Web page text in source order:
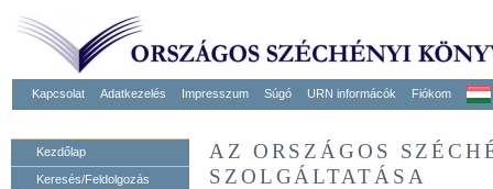
Kapcsolat Adatkezelés Impresszum Súgó URN informácók Fiókom
Kezdőlap
Keresés/Feldolgozás
AZ ORSZÁGOS
SZOLGÁLTATÁSA